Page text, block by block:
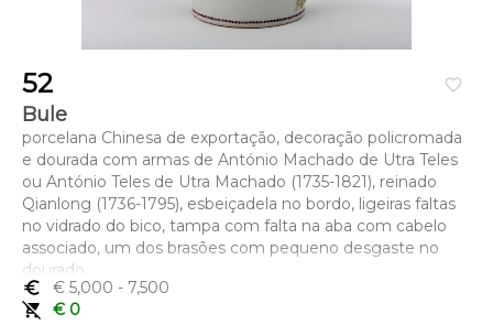
favorite_border
52
Bule
porcelana Chinesa de exportação, decoração policromada
e dourada com armas de António Machado de Utra Teles
ou António Teles de Utra Machado (1735-1821), reinado
Qianlong (1736-1795), esbeiçadela no bordo, ligeiras faltas
no vidrado do bico, tampa com falta na aba com cabelo
associado, um dos brasões com pequeno desgaste no
dourado
Dimensões (altura x comprimento x largura) - 15,5 x 25,5 x
13,2 cm
euro_symbol € 5,000 - 7,500
remove_shopping_cart
€ 0